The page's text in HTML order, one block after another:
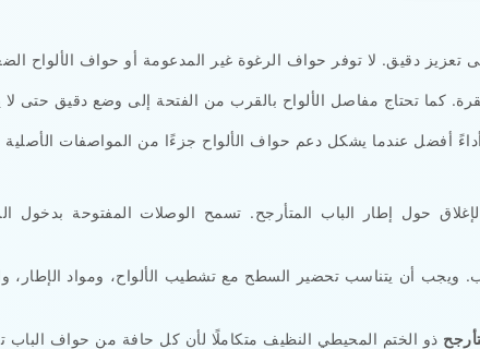
الإغلاق حول إطار الباب المتأرجح. تسمح الوصلات المفتوحة
أن يتناسب تحضير السطح مع تشطيب الألواح، ومواد الإطار،